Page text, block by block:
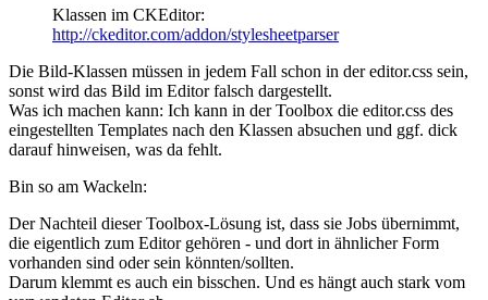
Klassen im CKEditor:
http://ckeditor.com/addon/stylesheetparser
Die Bild-Klassen müssen in jedem Fall schon in der editor.css sein,
sonst wird das Bild im Editor falsch dargestellt.
Was ich machen kann: Ich kann in der Toolbox die editor.css des
eingestellten Templates nach den Klassen absuchen und ggf. dick
darauf hinweisen, was da fehlt.
Bin so am Wackeln:
Der Nachteil dieser Toolbox-Lösung ist, dass sie Jobs übernimmt,
die eigentlich zum Editor gehören - und dort in ähnlicher Form
vorhanden sind oder sein könnten/sollten.
Darum klemmt es auch ein bisschen. Und es hängt auch stark vom